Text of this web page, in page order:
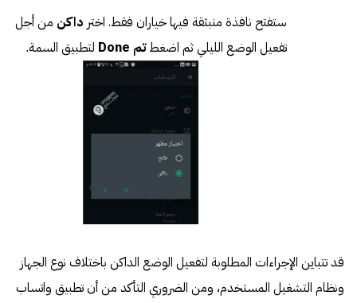
ستفتح نافذة منبثقة فيها خياران فقط. اختر داكن من أجل
تفعيل الوضع الليلي ثم اضغطتم Done لتطبيق السمة.
قد تتباين الإجراءات المطلوبة لتفعيل الوضع الداكن باختلاف نوع الجهاز
ونظام التشغيل المستخدم، ومن الضروري التأكد من أن تطبيق واتساب